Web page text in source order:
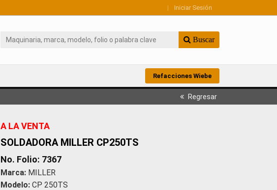
| Iniciar Sesión
Buscar
Refacciones Wiebe
Regresar
A LA VENTA
SOLDADORA MILLER CP250TS
No. Folio: 7367
Marca: MILLER
Modelo: CP 250TS